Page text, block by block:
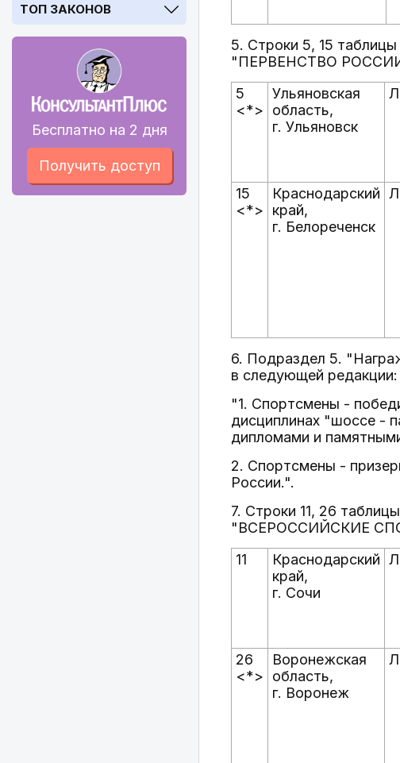
ТОП ЗАКОНОВ
Бесплатно на 2 дня
Получить доступ
5. Строки 5, 15
"ПЕРВЕНСТВО
5
<*>
Ульяновская
область,
г. Ульяновск
Л
15
<*>
Краснодарский
край,
г. Белореченск
Л
6. Подраздел 5.
в следующей редакции:
"1. Спортсмены -
дисциплинах "шоссе -
дипломами и
2. Спортсмены -
России.".
7. Строки 11, 26
"ВСЕРОССИЙСКИЕ
11
Краснодарский
край,
г. Сочи
Л
26
<*>
Воронежская
область,
г. Воронеж
Л